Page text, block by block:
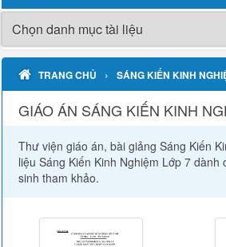
TRANG CHỦ › SÁNG KIẾN KINH
GIÁO ÁN SÁNG KIẾN KINH
Thư viện giáo án, bài giảng Sáng Kiến
liệu Sáng Kiến Kinh Nghiệm Lớp 7 dành
sinh tham khảo.